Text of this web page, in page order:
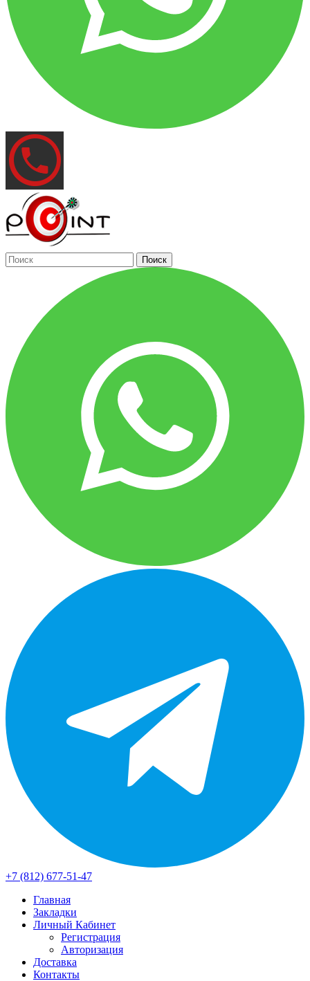
Поиск
+7 (812) 677-51-47
Главная
Закладки
Личный Кабинет
Регистрация
Авторизация
Доставка
Контакты